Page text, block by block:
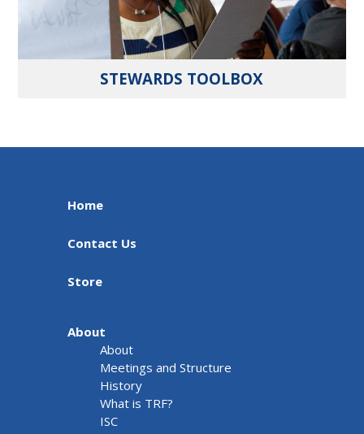
STEWARDS TOOLBOX
Home
Contact Us
Store
About
About
Meetings and Structure
History
What is TRF?
ISC